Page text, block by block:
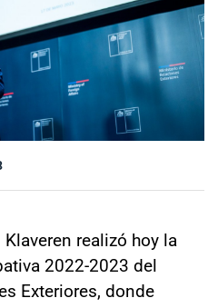
Económicas
realizó hoy la
2022-2023 del
Exteriores, donde